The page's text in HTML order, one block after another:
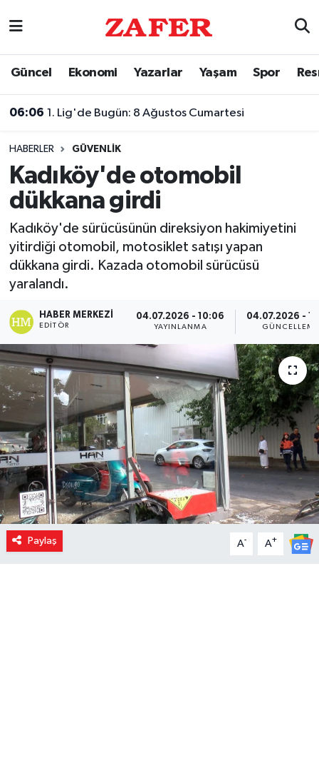
Güncel Ekonomi Yazarlar Yaşam Spor
06:06 1. Lig'de Bugün: 8 Ağustos Cumartesi
HABERLER GÜVENLIK
Kadıköy'de otomobil
dükkana girdi
Kadıköy'de sürücüsünün direksiyon hakimiyetini
yitirdiği otomobil, motosiklet satışı yapan
dükkana girdi. Kazada otomobil sürücüsü
yaralandı.
HABER MERKEZI
EDITÖR
04.07.2026 - 10:06
YAYINLANMA
04.07.2026 -
GÜNCELLEME
Paylaş A- A+
Nöbetçi Eczaneler
Trafik Durumu
Süper Lig Puan Durumu ve Fikstür
Tüm Manşetler
Son Dakika Haberleri
Haber Arşivi